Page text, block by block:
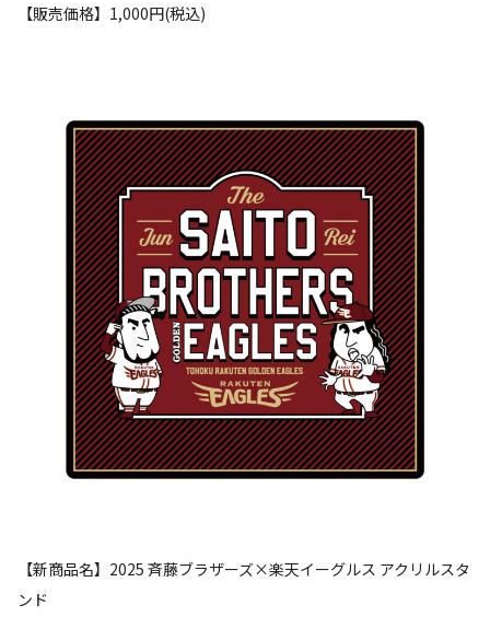
【販売価格】1,000円(税込)
【新商品名】2025 斉藤ブラザーズ×楽天イーグルス アクリルスタ
ンド